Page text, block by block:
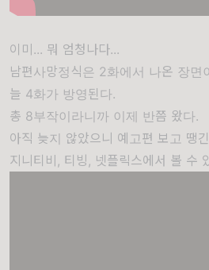
이미... 뭐 엄청나다...
남편사망정식은 2화에서 나온 장면
늘 4화가 방영된다.
총 8부작이라니까 이제 반쯤 왔다.
아직 늦지 않았으니 예고편 보고 땡
지니티비, 티빙, 넷플릭스에서 볼 수